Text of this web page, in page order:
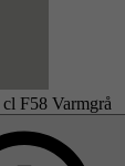
F58 Varmgrå